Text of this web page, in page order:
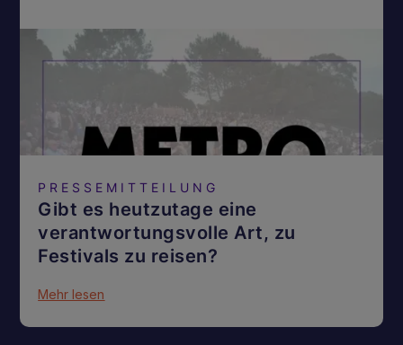
PRESSEMITTEILUNG
Gibt es heutzutage eine
verantwortungsvolle Art, zu
Festivals zu reisen?
Mehr lesen